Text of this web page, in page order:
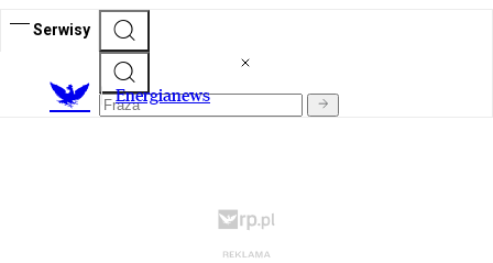
Serwisy
Energianews